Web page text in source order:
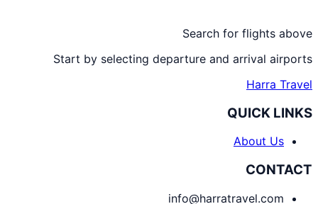
Search for flights above
Start by selecting departure and arrival airports
Harra Travel
QUICK LINKS
About Us
CONTACT
info@harratravel.com